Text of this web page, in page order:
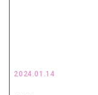
2024.01.14